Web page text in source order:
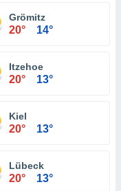
Grömitz
20° 14°
Itzehoe
20° 13°
Kiel
20° 13°
Lübeck
20° 13°